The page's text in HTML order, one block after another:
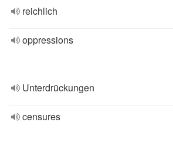
reichlich
oppressions
Unterdrückungen
censures